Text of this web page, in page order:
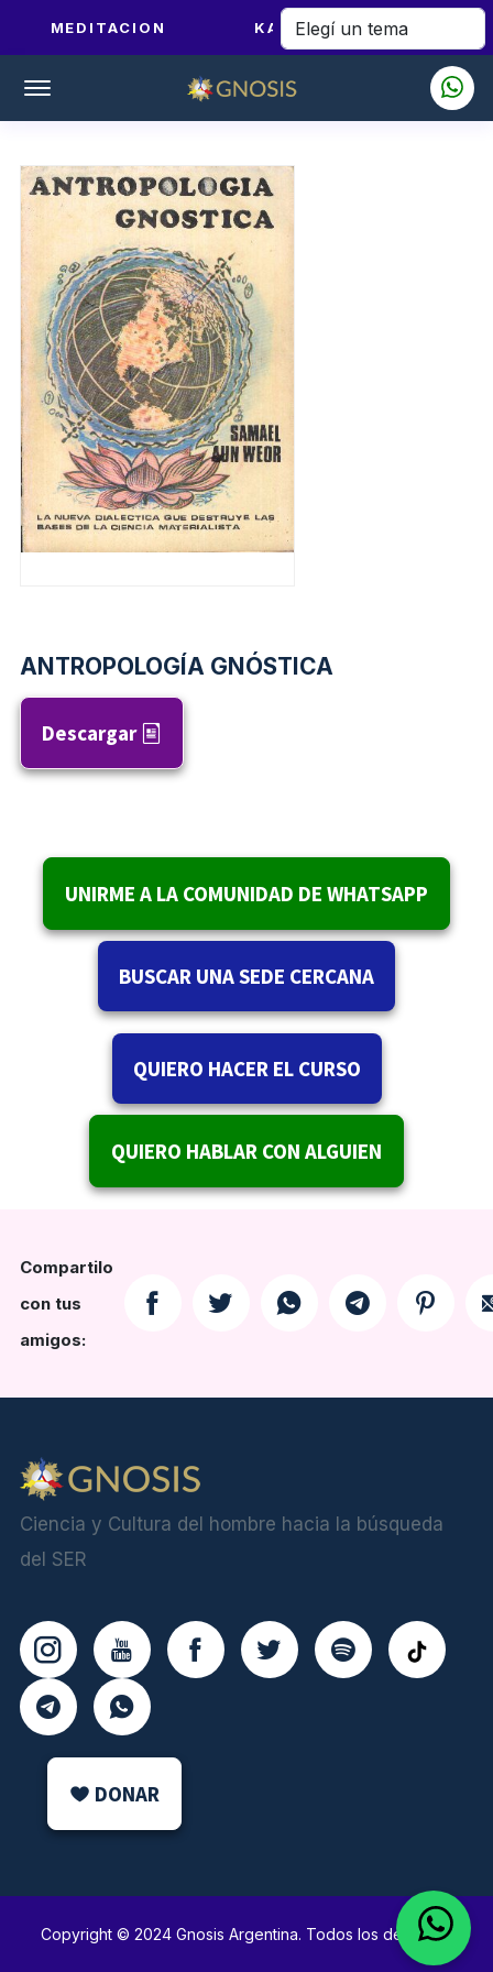
MEDITACION KARMA Y DHARMA
Offcanvas Menu Open
ANTROPOLOGÍA GNÓSTICA
Descargar
UNIRME A LA COMUNIDAD DE WHATSAPP
BUSCAR UNA SEDE CERCANA
QUIERO HACER EL CURSO
QUIERO HABLAR CON ALGUIEN
Compartilo
con tus
amigos:
Ciencia y Cultura del hombre hacia la búsqueda
del SER
DONAR
Copyright © 2024 Gnosis Argentina. Todos los derechos